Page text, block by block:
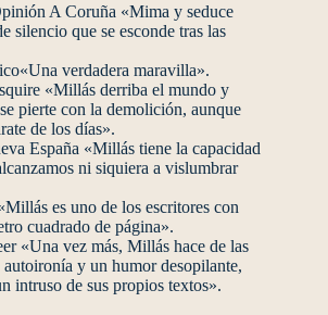
A Coruña «Mima y seduce
silencio que se esconde tras las
verdadera maravilla».
«Millás derriba el mundo y
pierte con la demolición, aunque
de los días».
España «Millás tiene la capacidad
ni siquiera a vislumbrar
es uno de los escritores con
cuadrado de página».
«Una vez más, Millás hace de las
y un humor desopilante,
intruso de sus propios textos».